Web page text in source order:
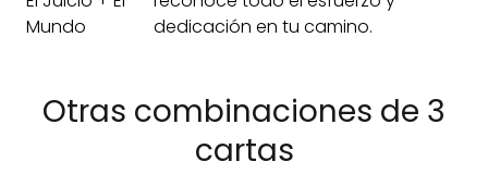
Mundo
dedicación en tu camino.
Otras combinaciones de 3
cartas